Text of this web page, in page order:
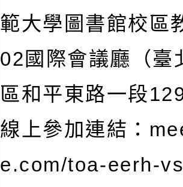
範大學圖書館校區
02國際會議廳（臺
區和平東路一段
線上參加連結：
e.com/toa-eerh-